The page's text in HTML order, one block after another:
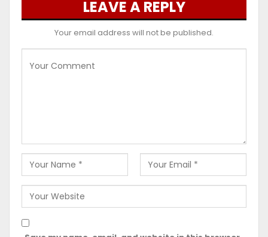
LEAVE A REPLY
Your email address will not be published.